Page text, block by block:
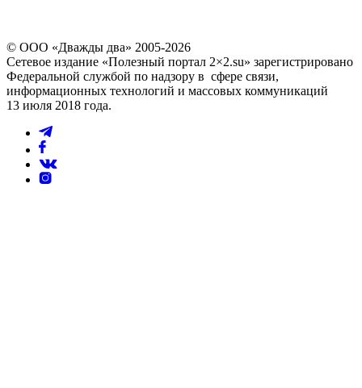
© ООО «Дважды два» 2005-2026
Сетевое издание «Полезный портал 2×2.su» зарегистрировано
Федеральной службой по надзору в сфере связи,
информационных технологий и массовых коммуникаций
13 июля 2018 года.